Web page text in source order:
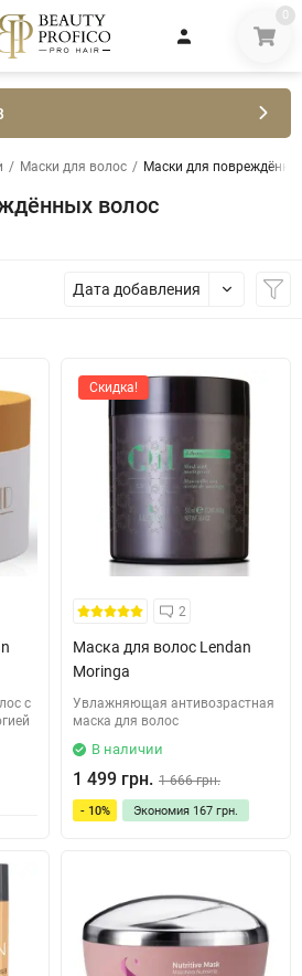
0
/ Маски для волос / Маски для
волос
Дата добавления
с
Скидка!
2
Маска для волос Lendan
Moringa
Увлажняющая антивозрастная
маска для волос
В наличии
1 499 грн. 1 666 грн.
- 10% Экономия 167 грн.